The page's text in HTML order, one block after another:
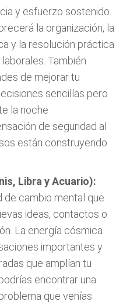
y esfuerzo sostenido.
la organización, la
y la resolución práctica
También
de mejorar tu
sencillas pero
la noche
de seguridad al
están construyendo
Libra y Acuario):
de cambio mental que
ideas, contactos o
La energía cósmica
importantes y
que amplían tu
encontrar una
que venías